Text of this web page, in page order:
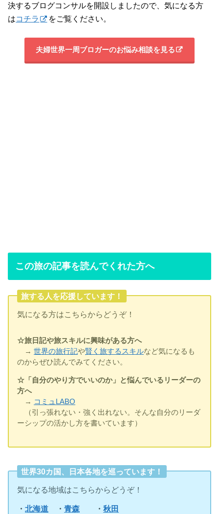
決するブログコンサルを開設しましたので、気になる方
はコチラ をご覧ください。
夫婦世界一周ブロガーのお悩み相談を見る
この旅の記事を読んでくれた方へ
旅する人を応援しています！
気になる方はこちらからどうぞ！
☆旅日記や旅スキルに興味がある方へ
→世界の旅行記や賢く旅するスキルなど気になるも
のからぜひ読んでみてください。
☆「自分のやり方でいいのか」と悩んでいるリーダーの
方へ
→ コミュLABO
（引っ張れない・強く出れない。そんな自分のリーダ
ーシップの活かし方を書いています）
世界30カ国、日本各地を巡っています！
気になる地域はこちらからどうぞ！
・北海道 ・青森 ・秋田